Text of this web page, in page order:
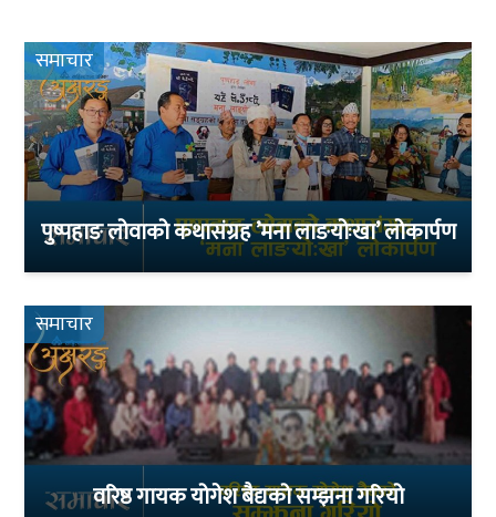
समाचार
पुष्पहाङ लोवाको कथासंग्रह ’मना लाङयोःखा’ लोकार्पण
समाचार
वरिष्ठ गायक योगेश बैद्यको सम्झना गरियो